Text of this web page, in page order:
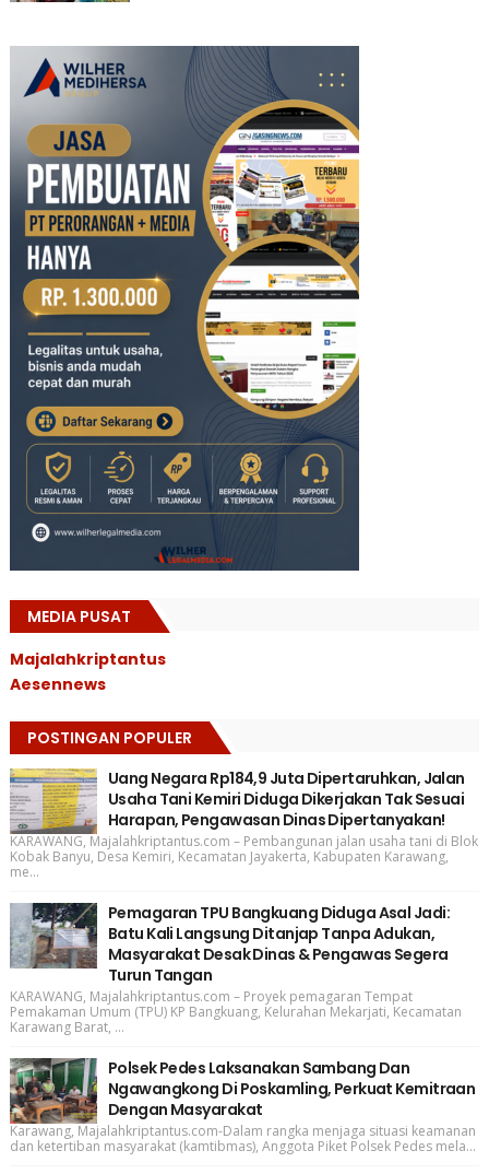
MEDIA PUSAT
Majalahkriptantus
Aesennews
POSTINGAN POPULER
Uang Negara Rp184,9 Juta Dipertaruhkan, Jalan
Usaha Tani Kemiri Diduga Dikerjakan Tak Sesuai
Harapan, Pengawasan Dinas Dipertanyakan!
KARAWANG, Majalahkriptantus.com – Pembangunan jalan usaha tani di Blok
Kobak Banyu, Desa Kemiri, Kecamatan Jayakerta, Kabupaten Karawang,
me...
Pemagaran TPU Bangkuang Diduga Asal Jadi:
Batu Kali Langsung Ditanjap Tanpa Adukan,
Masyarakat Desak Dinas & Pengawas Segera
Turun Tangan
KARAWANG, Majalahkriptantus.com – Proyek pemagaran Tempat
Pemakaman Umum (TPU) KP Bangkuang, Kelurahan Mekarjati, Kecamatan
Karawang Barat, ...
Polsek Pedes Laksanakan Sambang Dan
Ngawangkong Di Poskamling, Perkuat Kemitraan
Dengan Masyarakat
Karawang, Majalahkriptantus.com-Dalam rangka menjaga situasi keamanan
dan ketertiban masyarakat (kamtibmas), Anggota Piket Polsek Pedes mela...